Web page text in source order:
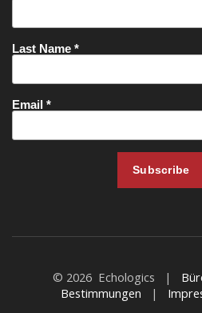
© 2026 Echologics |
Bestimmungen |